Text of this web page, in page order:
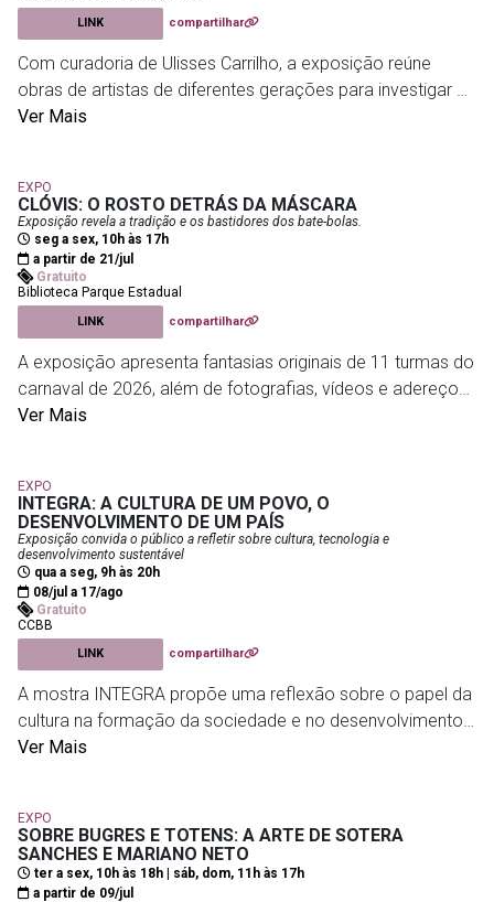
Caixa Cultural - Passeio
LINK compartilhar
Com curadoria de Ulisses Carrilho, a exposição reúne
obras de artistas de diferentes gerações para investigar a
marmita como símbolo das transformações sociais,
pertencimento, a partir de um objeto presente no cotidiano
brasileiro.
Afonso Tostes, Alair Gomes, Andrea Hygino, Anna Bella
Geiger, Bruno Lyfe, Carlos Vergara, Carlos Zilio, Cildo
Meireles, Claudia Jaguaribe, Cristina Salgado, Daniel
Frickmann, Farnese de Andrade, Fernando Lindote, Ivens
Machado, José Paulo, Lenora de Barros, Liana Nigri, Lígia
Teixeira, Lívia Flores, Luiza Baldan, Manoela Medeiros,
Braga, Rosana Palazyan, Waltércio Caldas, Wanda
Pimentel e Yan Braz.
Anita Schwartz Galeria de Arte
Soares, 30 - Gávea,
Ver Mais
EXPO
CLÓVIS: O ROSTO DETRÁS DA MÁSCARA
Exposição revela a tradição e os bastidores dos bate-bolas.
seg a sex, 10h às 17h
a partir de 21/jul
Gratuito
Biblioteca Parque Estadual
LINK compartilhar
A exposição apresenta fantasias originais de 11 turmas do
carnaval de 2026, além de fotografias, vídeos e adereços
que revelam os bastidores, os processos criativos e as
de Janeiro. A mostra convida o público a conhecer as
pessoas por trás das máscaras e a refletir sobre uma das
manifestações mais emblemáticas do carnaval carioca.
Biblioteca Parque Estadual
Centro (entrada pela rua da Alfândega)
Ver Mais
EXPO
INTEGRA: A CULTURA DE UM POVO, O
DESENVOLVIMENTO DE UM PAÍS
Exposição convida o público a refletir sobre cultura, tecnologia e
desenvolvimento sustentável
qua a seg, 9h às 20h
08/jul a 17/ago
Gratuito
CCBB
LINK compartilhar
A mostra INTEGRA propõe uma reflexão sobre o papel da
cultura na formação da sociedade e no desenvolvimento
do Brasil. A exposição apresenta conexões entre
das pessoas.
Com uma abordagem acessível, a experiência percorre
Ver Mais
EXPO
SOBRE BUGRES E TOTENS: A ARTE DE SOTERA
SANCHES E MARIANO NETO
ter a sex, 10h às 18h | sáb, dom, 11h às 17h
a partir de 09/jul